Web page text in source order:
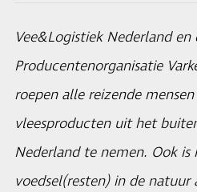
Vee&Logistiek Nederland en
Producentenorganisatie
roepen alle reizende
vleesproducten uit het
Nederland te nemen. Ook
voedsel(resten) in de